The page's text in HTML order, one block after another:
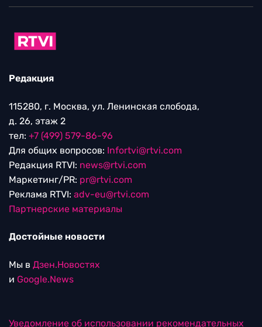
Редакция
115280, г. Москва, ул. Ленинская слобода,
д. 26, этаж 2
тел: +7 (499) 579-86-96
Для общих вопросов: Infortvi@rtvi.com
Редакция RTVI: news@rtvi.com
Маркетинг/PR: pr@rtvi.com
Реклама RTVI: adv-eu@rtvi.com
Партнерские материалы
Достойные новости
Мы в Дзен.Новостях
и Google.News
Уведомление об использовании рекомендательных